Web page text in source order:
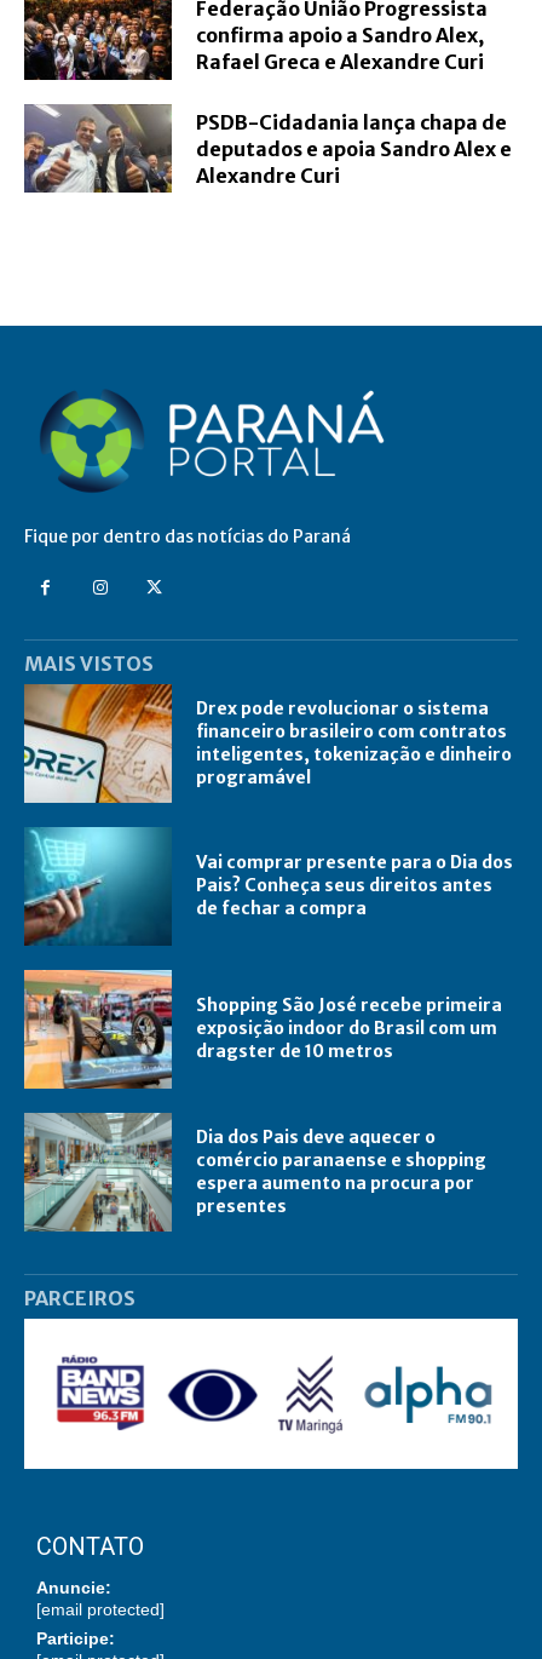
Federação União Progressista
confirma apoio a Sandro Alex,
Rafael Greca e Alexandre Curi
PSDB-Cidadania lança chapa de
deputados e apoia Sandro Alex e
Alexandre Curi
Fique por dentro das notícias do Paraná
MAIS VISTOS
Drex pode revolucionar o sistema
financeiro brasileiro com contratos
inteligentes, tokenização e dinheiro
programável
Vai comprar presente para o Dia dos
Pais? Conheça seus direitos antes
de fechar a compra
Shopping São José recebe primeira
exposição indoor do Brasil com um
dragster de 10 metros
Dia dos Pais deve aquecer o
comércio paranaense e shopping
espera aumento na procura por
presentes
PARCEIROS
CONTATO
Anuncie:
[email protected]
Participe: